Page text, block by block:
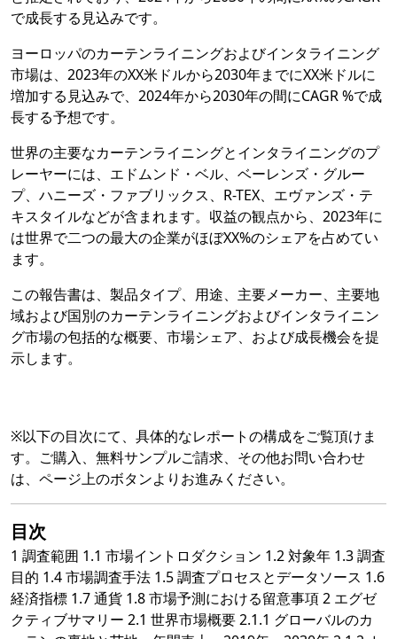
で成長する見込みです。
ヨーロッパのカーテンライニングおよびインタライニング
市場は、2023年のXX米ドルから2030年までにXX米ドルに
増加する見込みで、2024年から2030年の間にCAGR %で成
長する予想です。
世界の主要なカーテンライニングとインタライニングのプ
レーヤーには、エドムンド・ベル、ベーレンズ・グルー
プ、ハニーズ・ファブリックス、R-TEX、エヴァンズ・テ
キスタイルなどが含まれます。収益の観点から、2023年に
は世界で二つの最大の企業がほぼXX%のシェアを占めてい
ます。
この報告書は、製品タイプ、用途、主要メーカー、主要地
域および国別のカーテンライニングおよびインタライニン
グ市場の包括的な概要、市場シェア、および成長機会を提
示します。
※以下の目次にて、具体的なレポートの構成をご覧頂けま
す。ご購入、無料サンプルご請求、その他お問い合わせ
は、ページ上のボタンよりお進みください。
目次
1 調査範囲 1.1 市場イントロダクション 1.2 対象年 1.3 調査
目的 1.4 市場調査手法 1.5 調査プロセスとデータソース 1.6
経済指標 1.7 通貨 1.8 市場予測における留意事項 2 エグゼ
クティブサマリー 2.1 世界市場概要 2.1.1 グローバルのカ